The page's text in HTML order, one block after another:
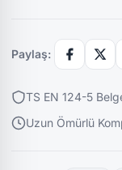
Paylaş:
TS EN 124-5
Uzun Ömürlü